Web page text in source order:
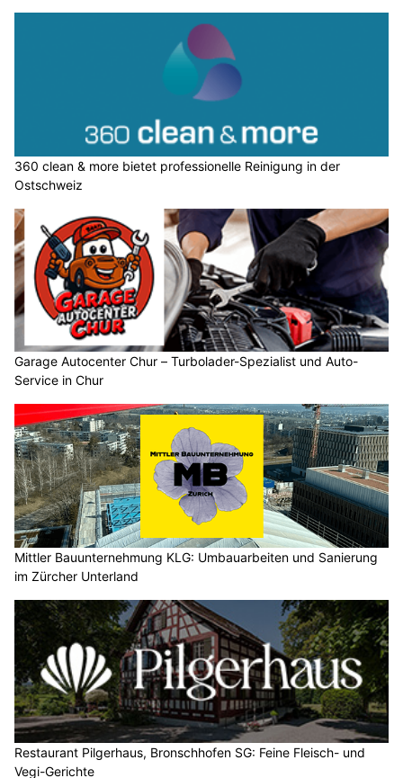
360 clean & more bietet professionelle Reinigung in der
Ostschweiz
Garage Autocenter Chur – Turbolader-Spezialist und Auto-
Service in Chur
Mittler Bauunternehmung KLG: Umbauarbeiten und Sanierung
im Zürcher Unterland
Restaurant Pilgerhaus, Bronschhofen SG: Feine Fleisch- und
Vegi-Gerichte